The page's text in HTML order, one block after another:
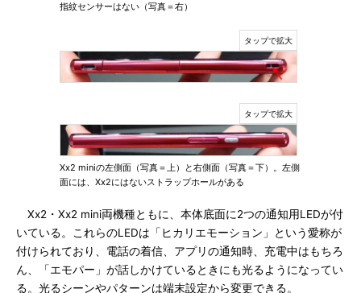
指紋センサーはない（写真＝右）
Xx2 miniの左側面（写真＝上）と右側面（写真＝下）。左側
面には、Xx2にはないストラップホールがある
Xx2・Xx2 mini両機種ともに、本体底面に2つの通知用LEDが付
いている。これらのLEDは「ヒカリエモーション」という愛称が
付けられており、電話の着信、アプリの通知時、充電中はもちろ
ん、「エモパー」が話しかけているときにも光るようになってい
る。光るシーンやパターンは端末設定から変更できる。